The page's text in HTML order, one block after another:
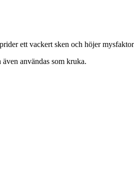
ett vackert sken och höjer
användas som kruka.